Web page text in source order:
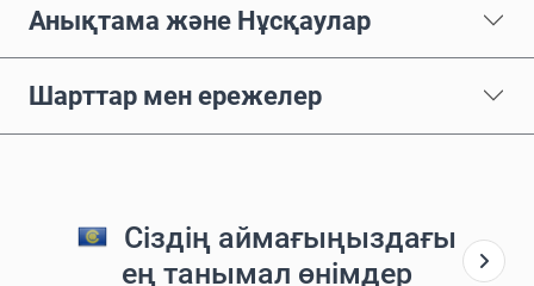
Анықтама және Нұсқаулар
Шарттар мен ережелер
Сіздің аймағыңыздағы
ең танымал өнімдер